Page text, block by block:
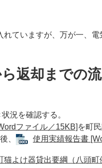
ていますが、万が一、電
返却までの
況を確認する。
ファイル／15KB] を町
、
使用実績報告書
猫よけ器貸出要綱（八頭町